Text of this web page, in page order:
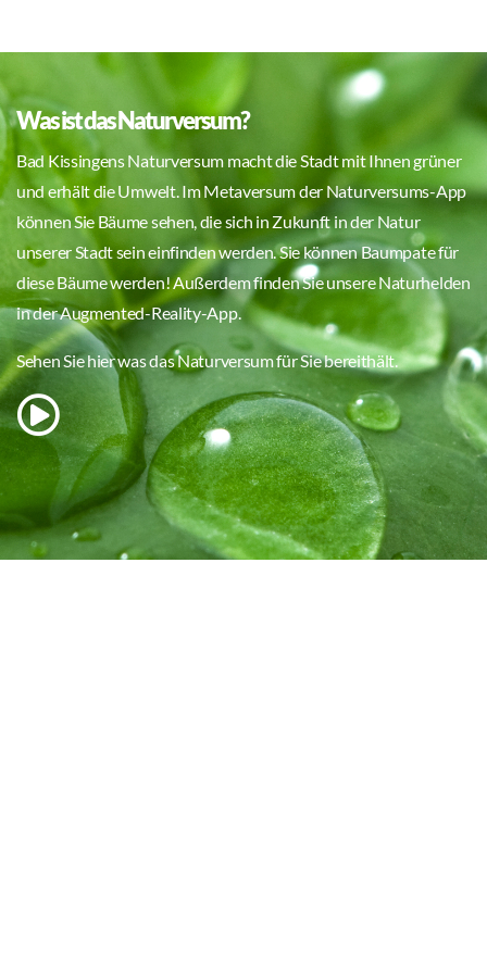
Was ist das Naturversum?
Bad Kissingens Naturversum macht die Stadt mit Ihnen grüner
und erhält die Umwelt. Im Metaversum der Naturversums-App
können Sie Bäume sehen, die sich in Zukunft in der Natur
unserer Stadt sein einfinden werden. Sie können Baumpate für
diese Bäume werden! Außerdem finden Sie unsere Naturhelden
in der Augmented-Reality-App.
Sehen Sie hier was das Naturversum für Sie bereithält.